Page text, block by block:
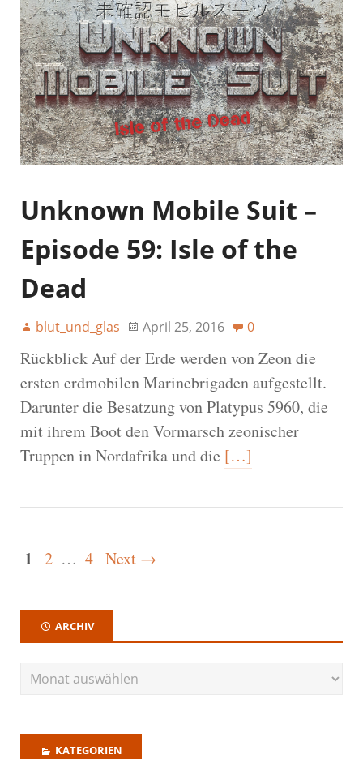
Unknown Mobile Suit –
Episode 59: Isle of the
Dead
blut_und_glas April 25, 2016 0
Rückblick Auf der Erde werden von Zeon die
ersten erdmobilen Marinebrigaden aufgestellt.
Darunter die Besatzung von Platypus 5960, die
mit ihrem Boot den Vormarsch zeonischer
Truppen in Nordafrika und die […]
1 2 … 4 Next →
ARCHIV
KATEGORIEN